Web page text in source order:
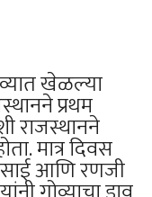
खेळल्या
प्रथम
राजस्थानने
मात्र दिवस
आणि रणजी